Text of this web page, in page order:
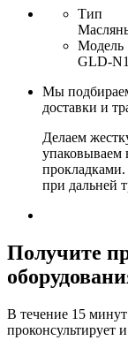
Тип
Модель
GLD-
Мы
доставки и
Делаем
упаковываем
при дальней
Получите
В течение 15
проконсультирует